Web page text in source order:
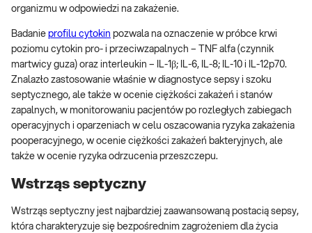
organizmu w odpowiedzi na zakażenie.
Badanie profilu cytokin pozwala na oznaczenie w próbce krwi
poziomu cytokin pro- i przeciwzapalnych – TNF alfa (czynnik
martwicy guza) oraz interleukin – IL-1β; IL-6, IL-8; IL-10 i IL-12p70.
Znalazło zastosowanie właśnie w diagnostyce sepsy i szoku
septycznego, ale także w ocenie ciężkości zakażeń i stanów
zapalnych, w monitorowaniu pacjentów po rozległych zabiegach
operacyjnych i oparzeniach w celu oszacowania ryzyka zakażenia
pooperacyjnego, w ocenie ciężkości zakażeń bakteryjnych, ale
także w ocenie ryzyka odrzucenia przeszczepu.
Wstrząs septyczny
Wstrząs septyczny jest najbardziej zaawansowaną postacią sepsy,
która charakteryzuje się bezpośrednim zagrożeniem dla życia